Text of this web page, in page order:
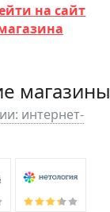
на сайт
магазины
интернет-